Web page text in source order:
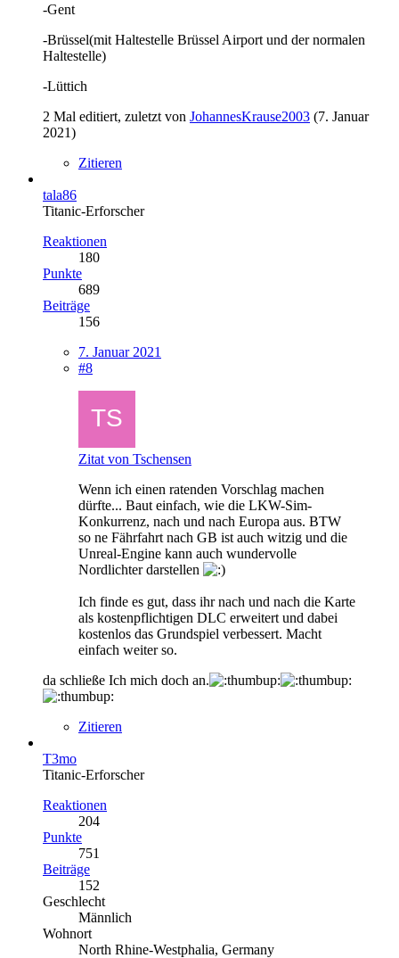
-Gent
-Brüssel(mit Haltestelle Brüssel Airport und der normalen
Haltestelle)
-Lüttich
2 Mal editiert, zuletzt von JohannesKrause2003 (7. Januar
2021)
Zitieren
tala86
Titanic-Erforscher
Reaktionen
180
Punkte
689
Beiträge
156
7. Januar 2021
#8
Zitat von Tschensen
Wenn ich einen ratenden Vorschlag machen
dürfte... Baut einfach, wie die LKW-Sim-
Konkurrenz, nach und nach Europa aus. BTW
so ne Fährfahrt nach GB ist auch witzig und die
Unreal-Engine kann auch wundervolle
Nordlichter darstellen
Ich finde es gut, dass ihr nach und nach die Karte
als kostenpflichtigen DLC erweitert und dabei
kostenlos das Grundspiel verbessert. Macht
einfach weiter so.
da schließe Ich mich doch an.
Zitieren
T3mo
Titanic-Erforscher
Reaktionen
204
Punkte
751
Beiträge
152
Geschlecht
Männlich
Wohnort
North Rhine-Westphalia, Germany